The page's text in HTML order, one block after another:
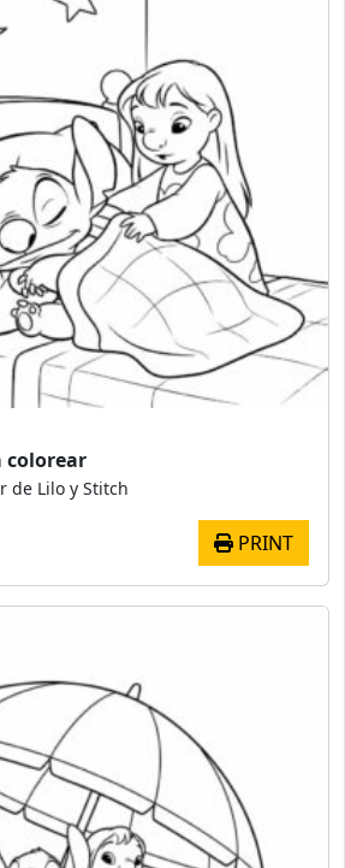
colorear
de Lilo y Stitch
PRINT